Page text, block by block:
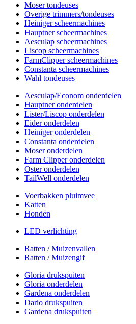
Moser tondeuses
Overige trimmers/tondeuses
Heiniger scheermachines
Hauptner scheermachines
Aesculap scheermachines
Liscop scheermachines
FarmClipper scheermachines
Constanta scheermachines
Wahl tondeuses
Aesculap/Econom onderdelen
Hauptner onderdelen
Lister/Liscop onderdelen
Eider onderdelen
Heiniger onderdelen
Constanta onderdelen
Moser onderdelen
Farm Clipper onderdelen
Oster onderdelen
TailWell onderdelen
Voerbakken pluimvee
Katten
Honden
LED verlichting
Ratten / Muizenvallen
Ratten / Muizengif
Gloria drukspuiten
Gloria onderdelen
Gardena onderdelen
Dario drukspuiten
Gardena drukspuiten